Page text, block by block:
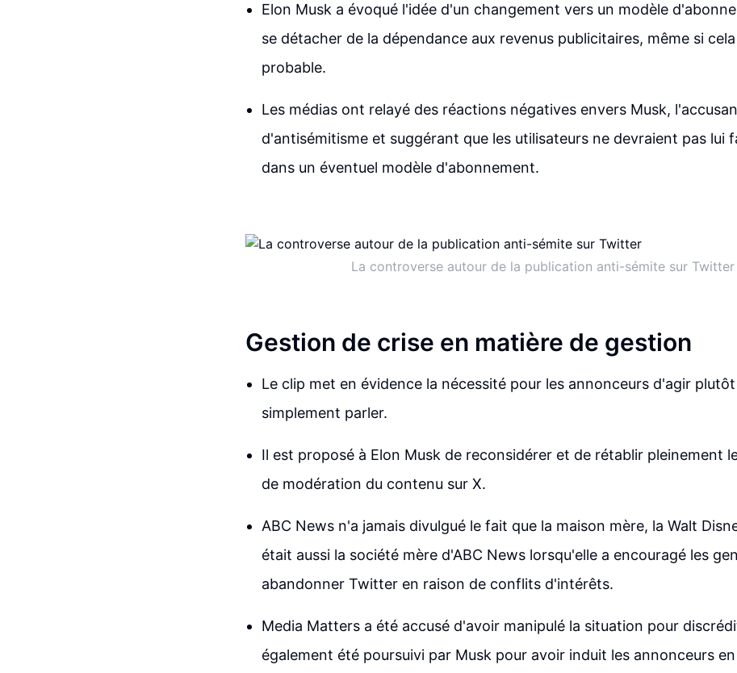
Elon Musk a évoqué l'idée d'un changement vers un modèle
se détacher de la dépendance aux revenus publicitaires, même si
probable.
Les médias ont relayé des réactions négatives envers Musk,
d'antisémitisme et suggérant que les utilisateurs ne devraient pas lui
dans un éventuel modèle d'abonnement.
La controverse autour de la publication anti-sémite sur Twitter
Gestion de crise en matière de gestion
Le clip met en évidence la nécessité pour les annonceurs d'agir
simplement parler.
Il est proposé à Elon Musk de reconsidérer et de rétablir pleinement
de modération du contenu sur X.
ABC News n'a jamais divulgué le fait que la maison mère, la Walt
était aussi la société mère d'ABC News lorsqu'elle a encouragé les
abandonner Twitter en raison de conflits d'intérêts.
Media Matters a été accusé d'avoir manipulé la situation pour
également été poursuivi par Musk pour avoir induit les annonceurs